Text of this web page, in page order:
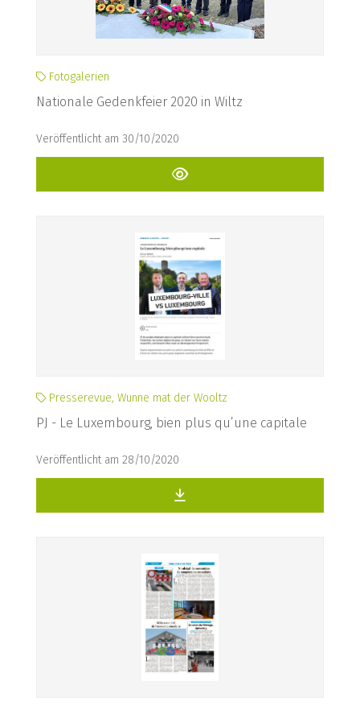
Fotogalerien
Nationale Gedenkfeier 2020 in Wiltz
Veröffentlicht am 30/10/2020
Presserevue, Wunne mat der Wooltz
PJ - Le Luxembourg, bien plus qu’une capitale
Veröffentlicht am 28/10/2020